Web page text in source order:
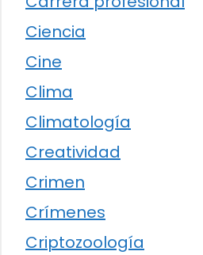
Ciencia
Cine
Clima
Climatología
Creatividad
Crimen
Crímenes
Criptozoología